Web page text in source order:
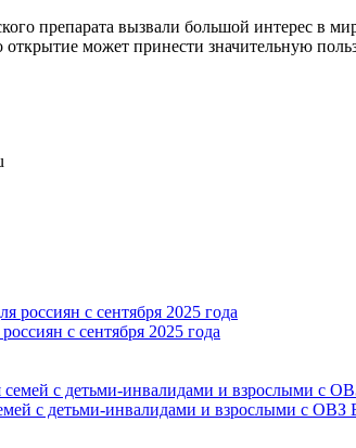
препарата вызвали большой интерес в
может принести значительную
с сентября 2025 года
с детьми-инвалидами и взрослыми с ОВЗ